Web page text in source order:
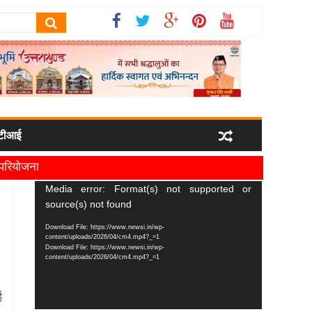
धामी
Video
Player
Media error: Format(s) not supported or
source(s) not found
Download File: https://www.newsi.in/wp-
content/uploads/2026/04/cm4.mp4?_=1
Download File: https://www.newsi.in/wp-
content/uploads/2026/04/cm4.mp4?_=1